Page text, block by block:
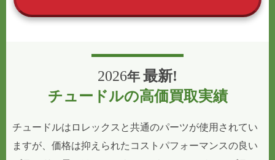
2026年 最新!
チュードルの高価買取実績
チュードルはロレックスと共通のパーツが使用されてい
ますが、価格は抑えられたコストパフォーマンスの良い